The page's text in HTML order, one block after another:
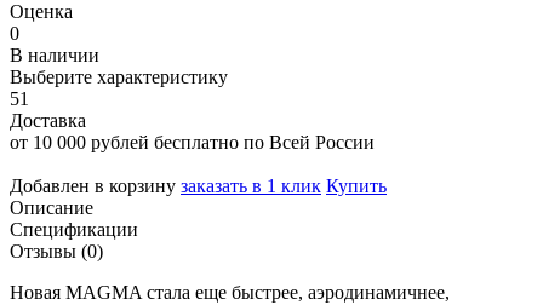
Оценка
0
В наличии
Выберите характеристику
51
Доставка
от 10 000 рублей бесплатно по Всей России
Добавлен в корзину заказать в 1 клик Купить
Описание
Спецификации
Отзывы (0)
Новая MAGMA стала еще быстрее, аэродинамичнее,